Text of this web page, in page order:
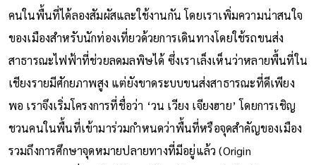
คนในพื้นที่ได้ลองสัมผัสและใช้งานกัน โดยเราเพิ่มความน่าสนใจ
ของเมืองสำหรับนักท่องเที่ยวด้วยการเดินทางโดยใช้รถขนส่ง
สาธารณะไฟฟ้าที่ช่วยลดมลพิษได้ ซึ่งเราเล็งเห็นว่าหลายพื้นที่ใน
เชียงรายมีศักยภาพสูง แต่ยังขาดระบบขนส่งสาธารณะที่ดีเพียง
พอ เราจึงเริ่มโครงการที่ชื่อว่า ‘วน เวียง เจียงฮาย’ โดยการเชิญ
ชวนคนในพื้นที่เข้ามาร่วมกำหนดว่าพื้นที่หรือจุดสำคัญของเมือง
รวมถึงการศึกษาจุดหมายปลายทางที่มีอยู่แล้ว (Origin